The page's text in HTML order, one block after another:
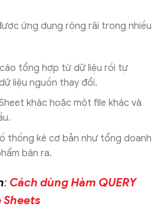
ứng dụng rộng rãi trong nhiều
tổng hợp từ dữ liệu rồi tự
liệu nguồn thay đổi.
khác hoặc một file khác và
thống kê cơ bản như tổng doanh
bán ra.
: Cách dùng Hàm QUERY